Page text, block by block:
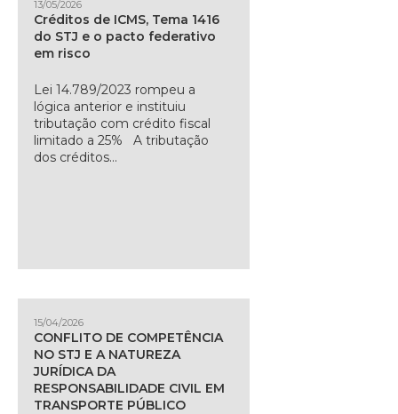
13/05/2026
Créditos de ICMS, Tema 1416
do STJ e o pacto federativo
em risco
Lei 14.789/2023 rompeu a
lógica anterior e instituiu
tributação com crédito fiscal
limitado a 25% A tributação
dos créditos...
15/04/2026
CONFLITO DE COMPETÊNCIA
NO STJ E A NATUREZA
JURÍDICA DA
RESPONSABILIDADE CIVIL EM
TRANSPORTE PÚBLICO